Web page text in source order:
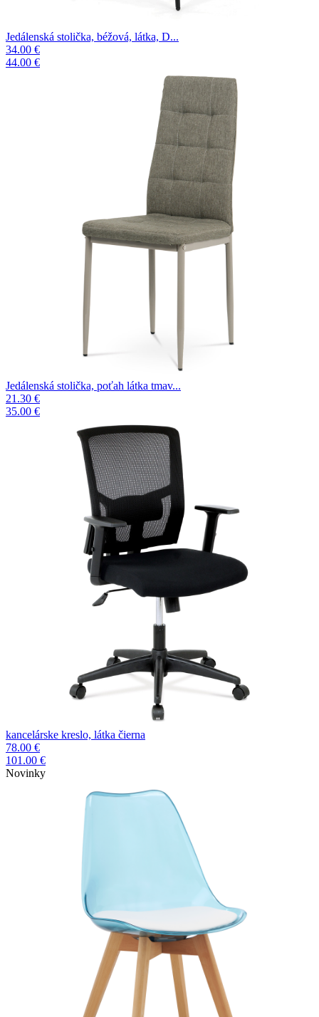
Jedálenská stolička, béžová, látka, D...
34.00 €
44.00 €
Jedálenská stolička, poťah látka tmav...
21.30 €
35.00 €
kancelárske kreslo, látka čierna
78.00 €
101.00 €
Novinky